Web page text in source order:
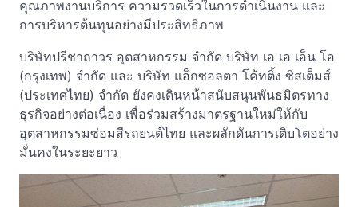
คุณภาพงานบริการ ความรวดเร็วในการดำเนินงาน และ
การบริหารต้นทุนอย่างมีประสิทธิภาพ
บริษัทปรีชาถาวร อุตสาหกรรม จำกัด บริษัท เอ เอ เอ็น โอ
(กรุงเทพ) จำกัด และ บริษัท แอ็กซอลตา โค้ทติ้ง ซิสเต็มส์
(ประเทศไทย) จำกัด ยังคงเดินหน้าสนับสนุนพันธมิตรทาง
ธุรกิจอย่างต่อเนื่อง เพื่อร่วมสร้างมาตรฐานใหม่ให้กับ
อุตสาหกรรมซ่อมสีรถยนต์ไทย และผลักดันการเติบโตอย่าง
มั่นคงในระยะยาว